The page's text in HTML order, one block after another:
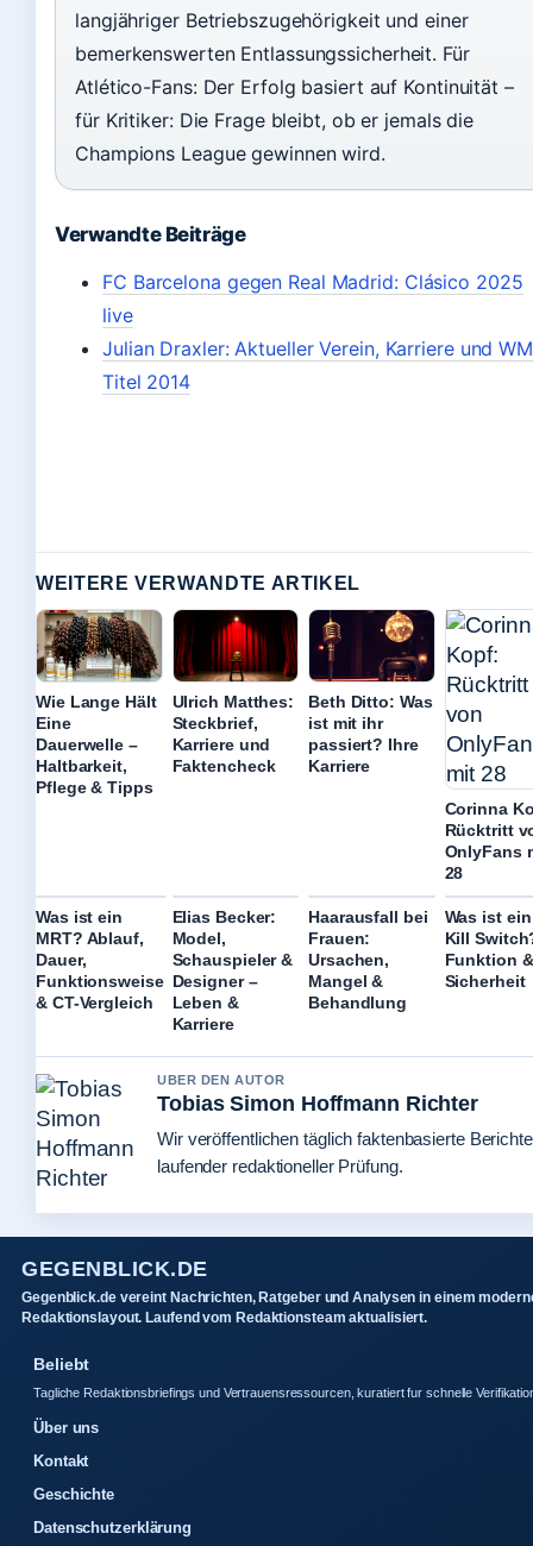
langjähriger Betriebszugehörigkeit und einer
bemerkenswerten Entlassungssicherheit. Für
Atlético-Fans: Der Erfolg basiert auf Kontinuität –
für Kritiker: Die Frage bleibt, ob er jemals die
Champions League gewinnen wird.
Verwandte Beiträge
FC Barcelona gegen Real Madrid: Clásico 2025
live
Julian Draxler: Aktueller Verein, Karriere und
Titel 2014
WEITERE VERWANDTE ARTIKEL
Wie Lange Hält
Eine
Dauerwelle –
Haltbarkeit,
Pflege & Tipps
Ulrich Matthes:
Steckbrief,
Karriere und
Faktencheck
Beth Ditto: Was
ist mit ihr
passiert? Ihre
Karriere
Corinna
Rücktritt
OnlyFans
28
Was ist ein
MRT? Ablauf,
Dauer,
Funktionsweise
& CT-Vergleich
Elias Becker:
Model,
Schauspieler &
Designer –
Leben &
Karriere
Haarausfall bei
Frauen:
Ursachen,
Mangel &
Behandlung
Was ist ein
Kill
Funktion &
Sicherheit
UBER DEN AUTOR
Tobias Simon Hoffmann Richter
Wir veröffentlichen täglich faktenbasierte
laufender redaktioneller Prüfung.
GEGENBLICK.DE
Gegenblick.de vereint Nachrichten, Ratgeber und Analysen in einem
Redaktionslayout. Laufend vom Redaktionsteam aktualisiert.
Beliebt
Tagliche Redaktionsbriefings und Vertrauensressourcen, kuratiert fur schnelle
Über uns
Kontakt
Geschichte
Datenschutzerklärung